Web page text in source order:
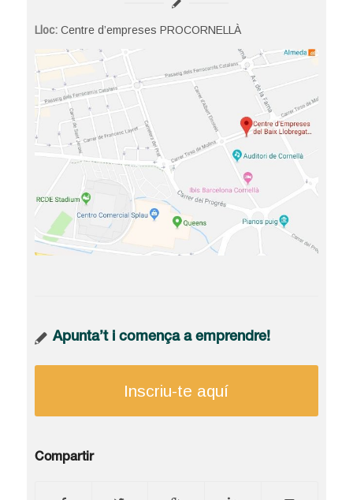
Lloc:Centre d’empreses PROCORNELLÀ
Apunta’t i comença a emprendre!
Inscriu-te aquí
Compartir